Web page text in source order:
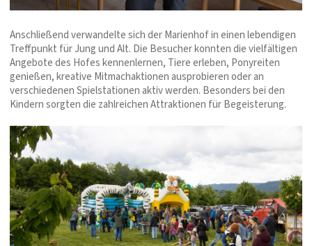
Anschließend verwandelte sich der Marienhof in einen lebendigen
Treffpunkt für Jung und Alt. Die Besucher konnten die vielfältigen
Angebote des Hofes kennenlernen, Tiere erleben, Ponyreiten
genießen, kreative Mitmachaktionen ausprobieren oder an
verschiedenen Spielstationen aktiv werden. Besonders bei den
Kindern sorgten die zahlreichen Attraktionen für Begeisterung.